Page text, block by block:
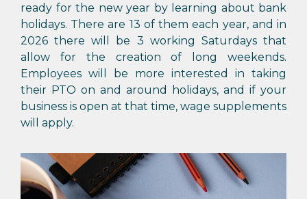
ready for the new year by learning about bank
holidays. There are 13 of them each year, and in
2026 there will be 3 working Saturdays that
allow for the creation of long weekends.
Employees will be more interested in taking
their PTO on and around holidays, and if your
business is open at that time, wage supplements
will apply.